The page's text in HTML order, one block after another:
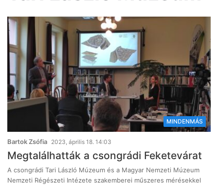
MINDENMÁS
Bartok Zsófia 2023, április 18. 14:03
Megtalálhatták a csongrádi Feketevárat
A csongrádi Tari László Múzeum és a Magyar Nemzeti Múzeum
Nemzeti Régészeti Intézete szakemberei műszeres mérésekkel